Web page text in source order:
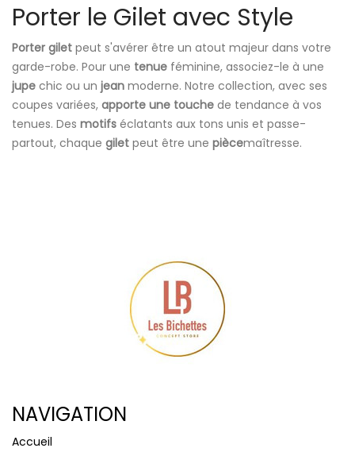
Porter le Gilet avec Style
Porter gilet peut s'avérer être un atout majeur dans votre
garde-robe. Pour une tenue féminine, associez-le à une
jupe chic ou un jean moderne. Notre collection, avec ses
coupes variées, apporte une touche de tendance à vos
tenues. Des motifs éclatants aux tons unis et passe-
partout, chaque gilet peut être une piècemaîtresse.
NAVIGATION
Accueil